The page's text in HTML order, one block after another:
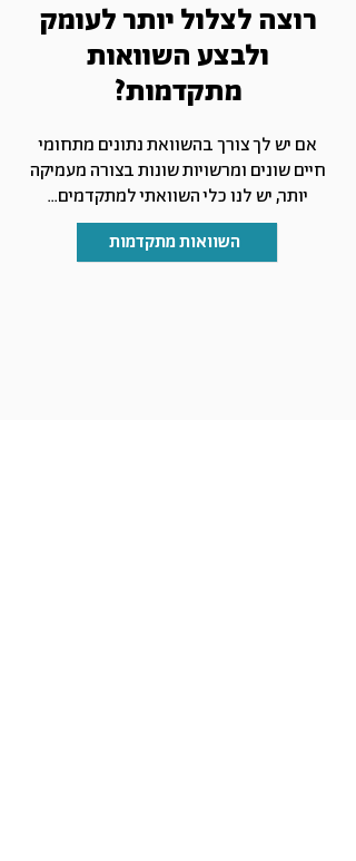
רוצה לצלול יותר לעומק
ולבצע השוואות
מתקדמות?
אם יש לך צורך בהשוואת נתונים מתחומי
חיים שונים ומרשויות שונות בצורה מעמיקה
יותר, יש לנו כלי השוואתי למתקדמים...
השוואות מתקדמות